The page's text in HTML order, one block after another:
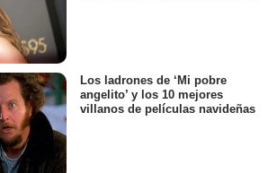
Los ladrones de ‘Mi pobre
angelito’ y los 10 mejores
villanos de películas navideñas